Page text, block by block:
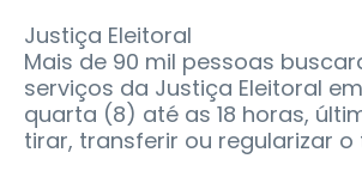
Justiça Eleitoral
Mais de 90 mil pessoas
serviços da Justiça Eleitoral
quarta (8) até as 18 horas,
tirar, transferir ou regularizar o